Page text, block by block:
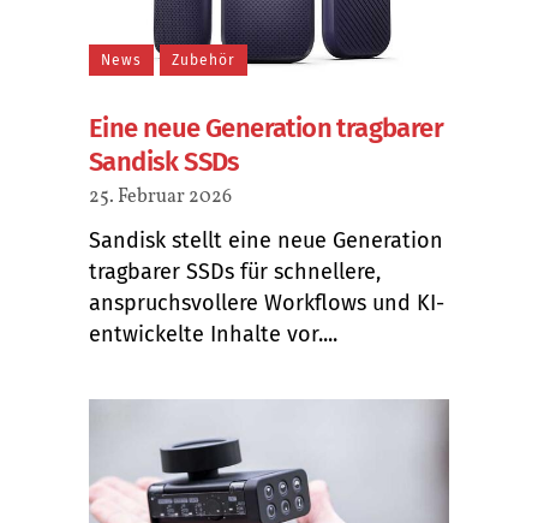
News Zubehör
Eine neue Generation tragbarer
Sandisk SSDs
25. Februar 2026
Sandisk stellt eine neue Generation
tragbarer SSDs für schnellere,
anspruchsvollere Workflows und KI-
entwickelte Inhalte vor....